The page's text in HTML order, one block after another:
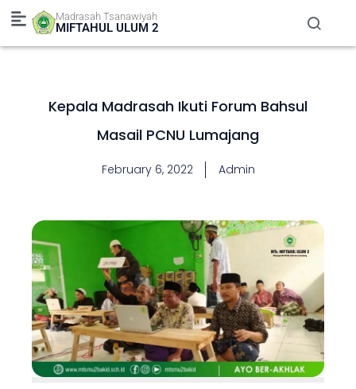
Skip
content
Madrasah Tsanawiyah
MIFTAHUL ULUM 2
Kepala Madrasah Ikuti Forum Bahsul
Masail PCNU Lumajang
February 6, 2022 Admin